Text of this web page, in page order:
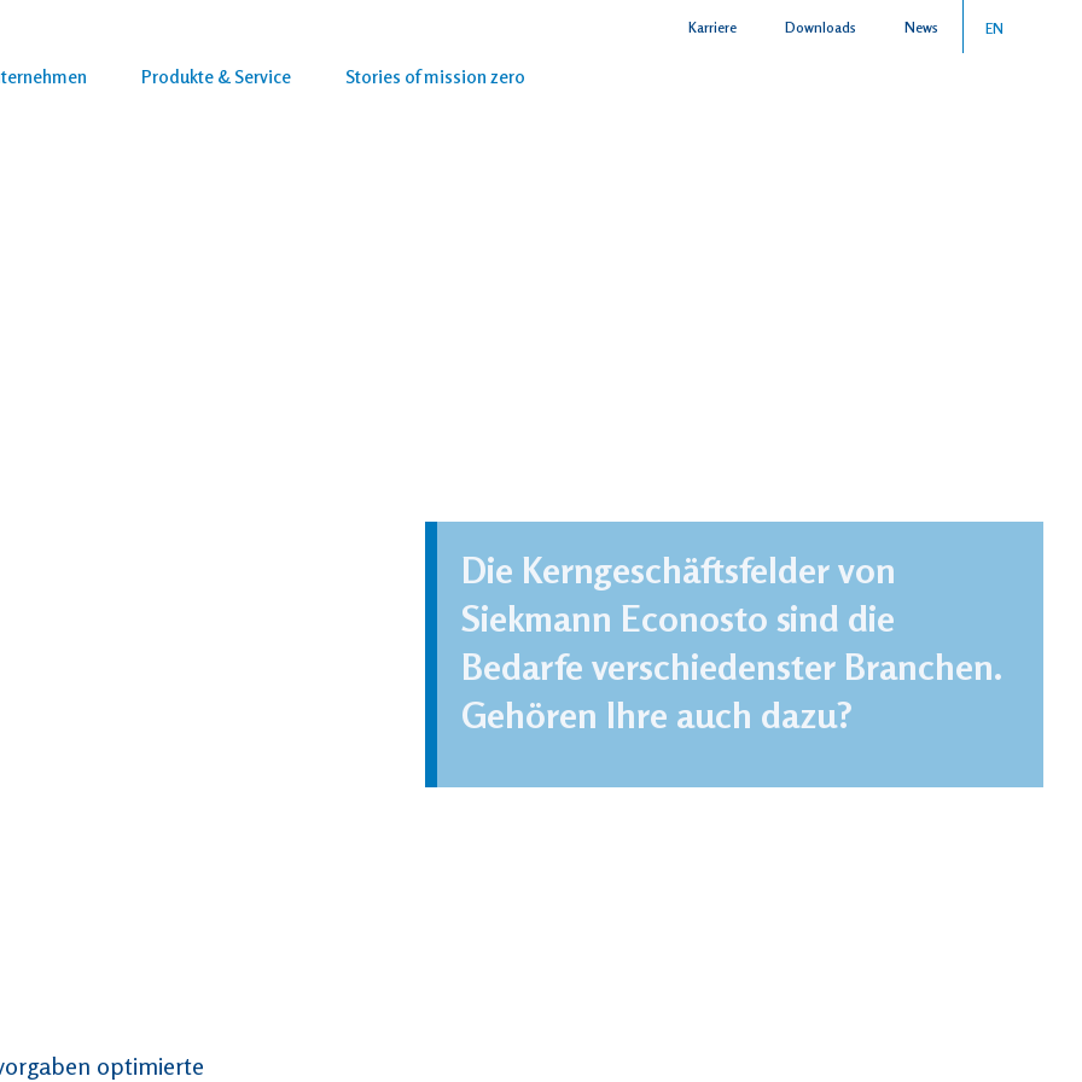
Karriere Downloads News EN
Öffne Unternehmen
Produkte & Service Öffne Produkte & Service
Stories of mission zero
Die Kerngeschäftsfelder von
Siekmann Econosto sind die
Bedarfe verschiedenster Branchen.
Gehören Ihre auch dazu?
optimierte